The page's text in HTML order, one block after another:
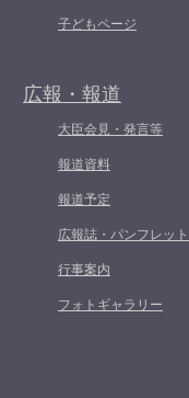
子どもページ
広報・報道
大臣会見・発言等
報道資料
報道予定
広報誌・パンフレット
行事案内
フォトギャラリー